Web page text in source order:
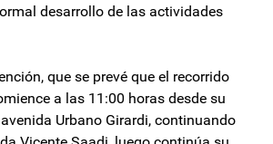
desarrollo de las actividades
que se prevé que el recorrido
a las 11:00 horas desde su
Urbano Girardi, continuando